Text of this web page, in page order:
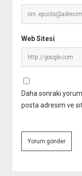
Web Sitesi
Daha sonraki
posta adresim ve